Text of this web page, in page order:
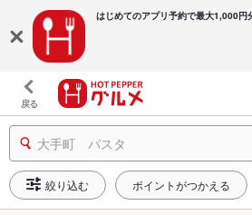
はじめてのアプリ予約で最大1,000円
戻る
大手町 パスタ
絞り込む ポイントがつかえる